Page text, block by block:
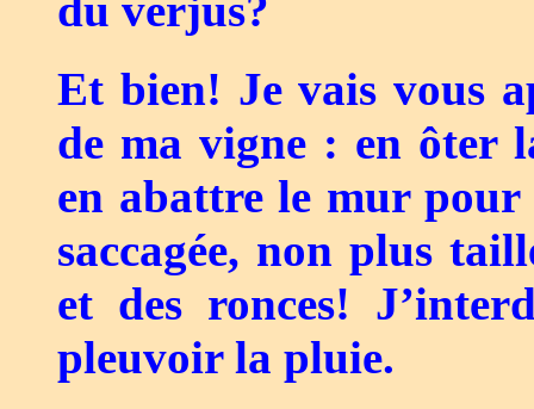
du verjus?
Et bien! Je vais vous
de ma vigne : en ôter
en abattre le mur pour
saccagée, non plus
et des ronces!
pleuvoir la pluie.